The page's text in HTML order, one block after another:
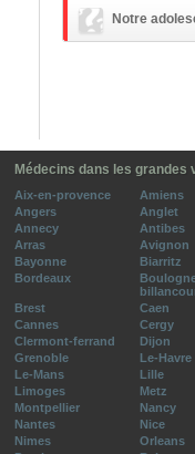
Notre
Médecins dans les grandes
Aix-en-provence
Amiens
Angers
Anglet
Annecy
Antibes
Arras
Avignon
Bayonne
Biarritz
Bordeaux
Brest
Caen
Cannes
Cergy
Clermont-ferrand
Dijon
Grenoble
Le-Havre
Le-Mans
Lille
Limoges
Metz
Montpellier
Nancy
Nantes
Nice
Nimes
Orleans